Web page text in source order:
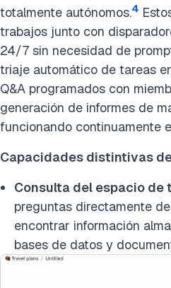
totalmente autónomos.4
trabajos junto con
24/7 sin necesidad de
triaje automático de tareas
Q&A programados con
generación de informes de
funcionando continuamente
Capacidades distintivas
Consulta del espacio de
preguntas directamente
encontrar información
bases de datos y